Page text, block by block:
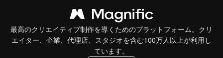
最高のクリエイティブ制作を導くためのプラットフォーム。クリ
エイター、企業、代理店、スタジオを含む100万人以上が利用し
ています。